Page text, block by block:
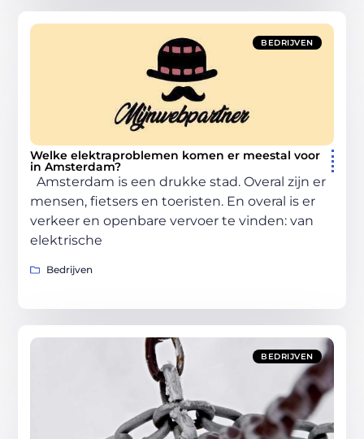
BEDRIJVEN
Welke elektraproblemen komen er meestal voor
in Amsterdam?
Amsterdam is een drukke stad. Overal zijn er
mensen, fietsers en toeristen. En overal is er
verkeer en openbare vervoer te vinden: van
elektrische
Bedrijven
BEDRIJVEN